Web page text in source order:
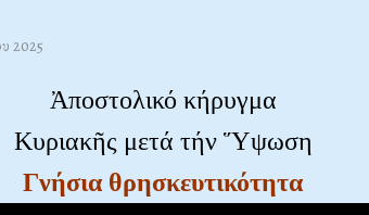
2025
Ἀποστολικό κήρυγμα
Κυριακῆς μετά τήν Ὕψωση
Γνήσια θρησκευτικότητα